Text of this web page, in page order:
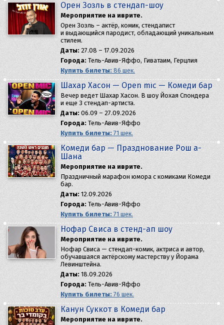
Орен Зозль в стендап-шоу
Мероприятие на иврите.
​Орен Зозль – актёр, комик, стендапист
и выдающийся пародист, обладающий уникальным
стилем.
Даты: 27.08 – 17.09.2026
Города: Тель-Авив-Яффо, Гиватаим, Герцлия
Купить билеты: 86 шек.
Шахар Хасон — Open mic — Комеди бар
Вечер ведет Шахар Хасон. В шоу Йохая Спондера
и еще 3 стендап-артиста.
Даты: 06.09 – 27.09.2026
Города: Тель-Авив-Яффо
Купить билеты: 71 шек.
Комеди бар — Празднование Рош а-
Шана
Мероприятие на иврите.
Праздничный марафон юмора с комиками Комеди
бар.
Даты: 12.09.2026
Города: Тель-Авив-Яффо
Купить билеты: 71 шек.
Нофар Свиса в стенд-ап шоу
Мероприятие на иврите.
Нофар Свиса — стендап-комик, актриса и автор,
обучавшаяся актёрскому мастерству у Йорама
Левинштейна.
Даты: 18.09.2026
Города: Тель-Авив-Яффо
Купить билеты: 76 шек.
Канун Суккот в Комеди бар
Мероприятие на иврите.